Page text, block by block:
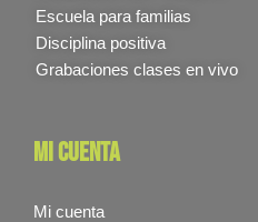
Escuela para familias
Disciplina positiva
Grabaciones clases en vivo
mi cuenta
Mi cuenta